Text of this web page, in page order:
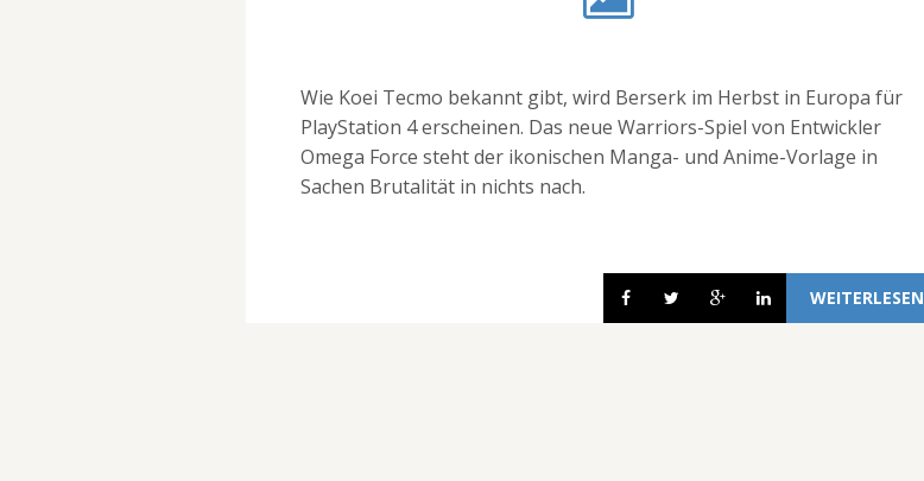
Wie Koei Tecmo bekannt gibt, wird Berserk im Herbst in Europa für
PlayStation 4 erscheinen. Das neue Warriors-Spiel von Entwickler
Omega Force steht der ikonischen Manga- und Anime-Vorlage in
Sachen Brutalität in nichts nach.
WEITERLESEN